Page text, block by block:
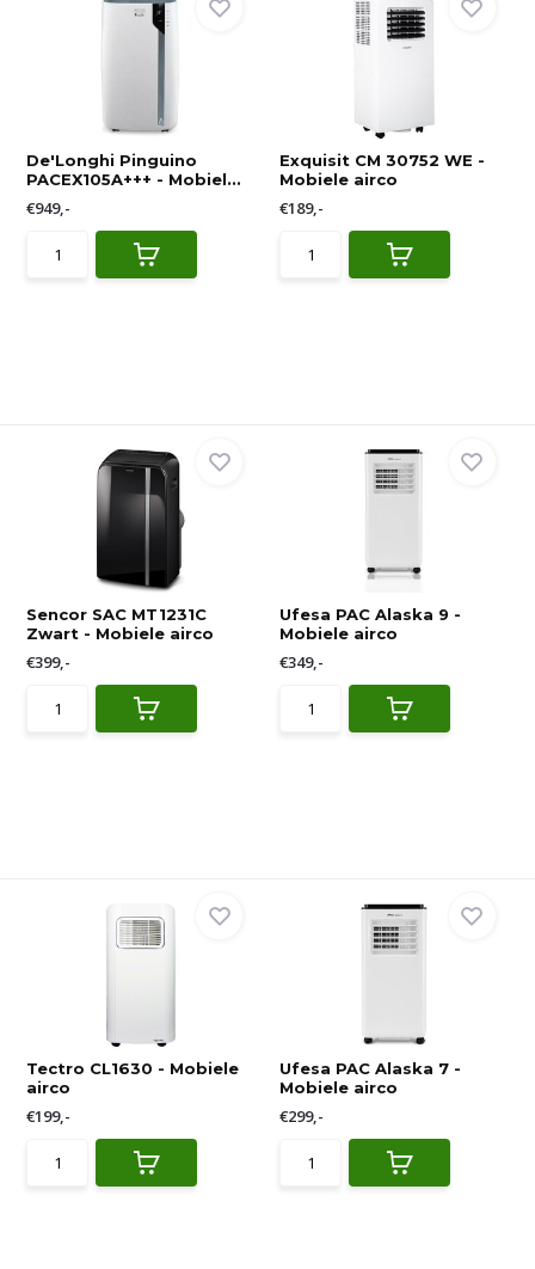
De'Longhi Pinguino
PACEX105A+++ - Mobiel...
€949,-
Exquisit CM 30752 WE -
Mobiele airco
€189,-
Sencor SAC MT1231C
Zwart - Mobiele airco
€399,-
Ufesa PAC Alaska 9 -
Mobiele airco
€349,-
Tectro CL1630 - Mobiele
airco
€199,-
Ufesa PAC Alaska 7 -
Mobiele airco
€299,-